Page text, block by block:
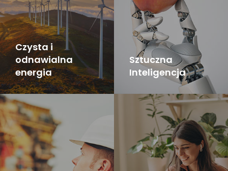
Czysta i
odnawialna
energia
Sztuczna
Inteligencja